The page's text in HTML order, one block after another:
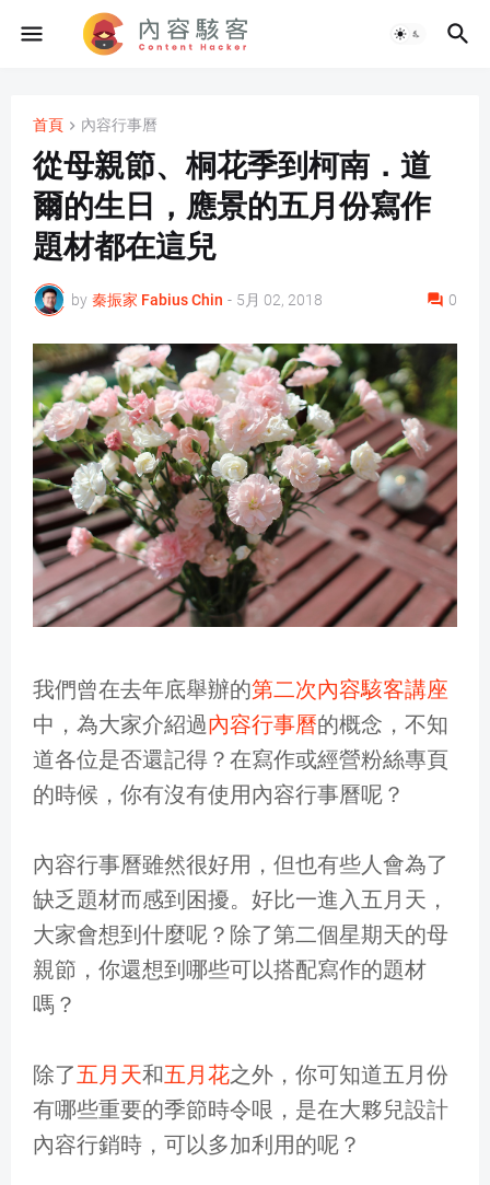
首頁 內容行事曆
從母親節、桐花季到柯南．道
爾的生日，應景的五月份寫作
題材都在這兒
by 秦振家 Fabius Chin - 5月 02, 2018 0
我們曾在去年底舉辦的第二次內容駭客講座
中，為大家介紹過內容行事曆的概念，不知
道各位是否還記得？在寫作或經營粉絲專頁
的時候，你有沒有使用內容行事曆呢？
內容行事曆雖然很好用，但也有些人會為了
缺乏題材而感到困擾。好比一進入五月天，
大家會想到什麼呢？除了第二個星期天的母
親節，你還想到哪些可以搭配寫作的題材
嗎？
除了五月天和五月花之外，你可知道五月份
有哪些重要的季節時令哏，是在大夥兒設計
內容行銷時，可以多加利用的呢？